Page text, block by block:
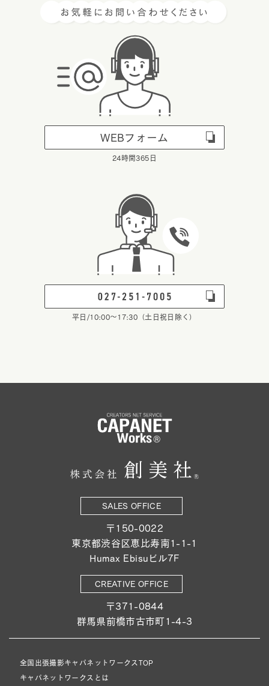
WEBフォーム
24時間365日
平日/10:00～17:30（土日祝日除く）
SALES OFFICE
〒150-0022
東京都渋谷区恵比寿南1-1-1
Humax Ebisuビル7F
CREATIVE OFFICE
〒371-0844
群馬県前橋市古市町1-4-3
全国出張撮影キャパネットワークスTOP
キャパネットワークスとは